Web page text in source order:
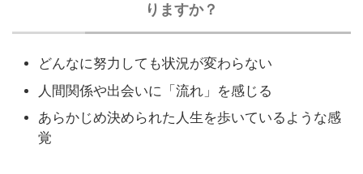
りますか？
どんなに努力しても状況が変わらない
人間関係や出会いに「流れ」を感じる
あらかじめ決められた人生を歩いているような感
覚